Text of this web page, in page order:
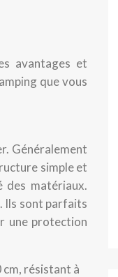
avantages et
que vous
Généralement
simple et
matériaux.
Ils sont parfaits
une protection
résistant à